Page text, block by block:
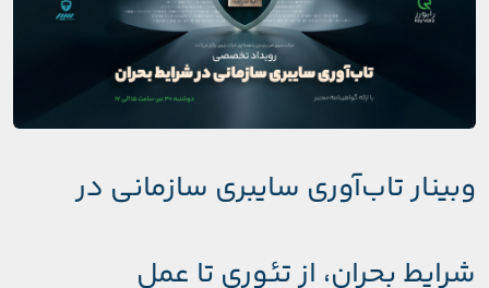
وبینار تاب‌آوری سایبری سازمانی در
شرایط بحران، از تئوری تا عمل